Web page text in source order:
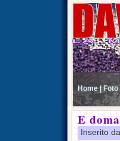
Home | Foto
E
Inserito